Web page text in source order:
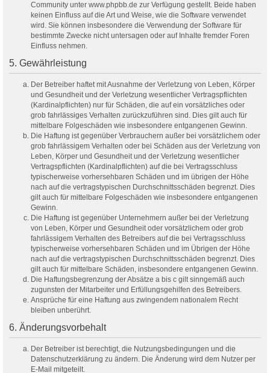
Community unter www.phpbb.de zur Verfügung gestellt. Beide haben
keinen Einfluss auf die Art und Weise, wie die Software verwendet
wird. Sie können insbesondere die Verwendung der Software für
bestimmte Zwecke nicht untersagen oder auf Inhalte fremder Foren
Einfluss nehmen.
5. Gewährleistung
Der Betreiber haftet mit Ausnahme der Verletzung von Leben, Körper
und Gesundheit und der Verletzung wesentlicher Vertragspflichten
(Kardinalpflichten) nur für Schäden, die auf ein vorsätzliches oder
grob fahrlässiges Verhalten zurückzuführen sind. Dies gilt auch für
mittelbare Folgeschäden wie insbesondere entgangenen Gewinn.
Die Haftung ist gegenüber Verbrauchern außer bei vorsätzlichem oder
grob fahrlässigem Verhalten oder bei Schäden aus der Verletzung von
Leben, Körper und Gesundheit und der Verletzung wesentlicher
Vertragspflichten (Kardinalpflichten) auf die bei Vertragsschluss
typischerweise vorhersehbaren Schäden und im übrigen der Höhe
nach auf die vertragstypischen Durchschnittsschäden begrenzt. Dies
gilt auch für mittelbare Folgeschäden wie insbesondere entgangenen
Gewinn.
Die Haftung ist gegenüber Unternehmern außer bei der Verletzung
von Leben, Körper und Gesundheit oder vorsätzlichem oder grob
fahrlässigem Verhalten des Betreibers auf die bei Vertragsschluss
typischerweise vorhersehbaren Schäden und im Übrigen der Höhe
nach auf die vertragstypischen Durchschnittsschäden begrenzt. Dies
gilt auch für mittelbare Schäden, insbesondere entgangenen Gewinn.
Die Haftungsbegrenzung der Absätze a bis c gilt sinngemäß auch
zugunsten der Mitarbeiter und Erfüllungsgehilfen des Betreibers.
Ansprüche für eine Haftung aus zwingendem nationalem Recht
bleiben unberührt.
6. Änderungsvorbehalt
Der Betreiber ist berechtigt, die Nutzungsbedingungen und die
Datenschutzerklärung zu ändern. Die Änderung wird dem Nutzer per
E-Mail mitgeteilt.